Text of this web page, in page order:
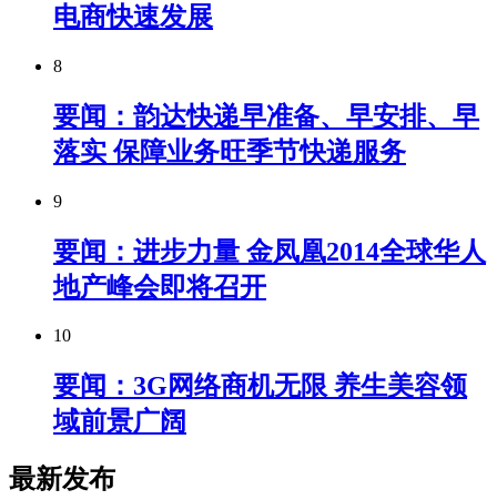
电商快速发展
8
要闻：韵达快递早准备、早安排、早
落实 保障业务旺季节快递服务
9
要闻：进步力量 金凤凰2014全球华人
地产峰会即将召开
10
要闻：3G网络商机无限 养生美容领
域前景广阔
最新发布